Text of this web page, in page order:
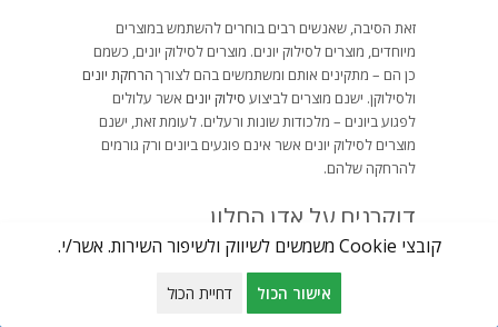
זאת הסיבה, שאנשים רבים בוחרים להשתמש במוצרים
מיוחדים, מוצרים לסילוק יונים. מוצרים לסילוק יונים, כשמם
כן הם – מתקינים אותם ומשתמשים בהם לצורךהרחקת יונים
ולסילוקן. ישנם מוצרים לביצוע סילוק יונים אשר עלולים
לפגוע ביונים – מלכודות שונות ורעלים. לעומת זאת, ישנם
מוצרים לסילוק יונים אשר אינם פוגעים ביונים ורק גורמים
להרחקה שלהם.
דוקרנים על אדן החלון
אחד המקומות שיונים מאוד אוהבות הוא אדן החלון. מדובר
במקום נוח, פתוח אבל מוגן, שניתן בקלות להקים בו קן יונים.
כדי להרחיק את היונים, ניתן להציב דוקרנים על החלון.
קובצי Cookie משמשים לשיווק ולשיפור השירות. אשר/י.
אישור הכול דחיית הכול